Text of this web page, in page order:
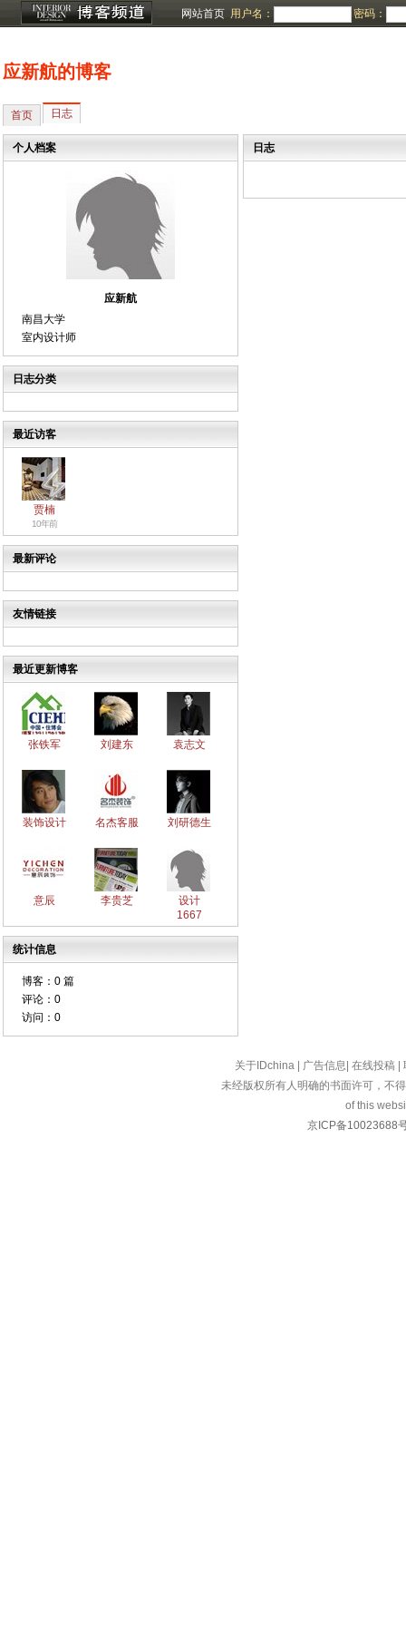
网站首页 用户名： 密码：
应新航的博客
首页 日志
个人档案
应新航
南昌大学
室内设计师
日志分类
最近访客
贾楠
10年前
最新评论
友情链接
最近更新博客
张铁军 刘建东 袁志文
装饰设计 名杰客服 刘研德生
意辰 李贵芝
设计
1667
统计信息
博客： 0 篇
评论： 0
访问： 0
日志
关于IDchina 广告信息 在线投稿
未经版权所有人明确的书面许可，不
of this
京ICP备10023688